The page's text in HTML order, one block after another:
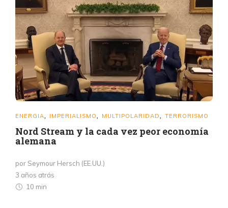
ENERGIA IMPERIALISMO MULTIPOLARIDAD TERRORISMO
Nord Stream y la cada vez peor economía
alemana
por Seymour Hersch (EE.UU.)
3 años atrás
10 min